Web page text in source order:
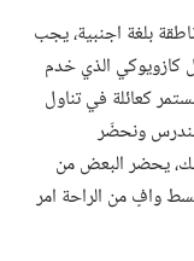
بلغة اجنبية،‏ يجب
كازويوكي الذي خدم
كعائلة في تناول
لندرس ونحضّر
ذلك،‏ يحضر البعض من
وافٍ من الراحة امر